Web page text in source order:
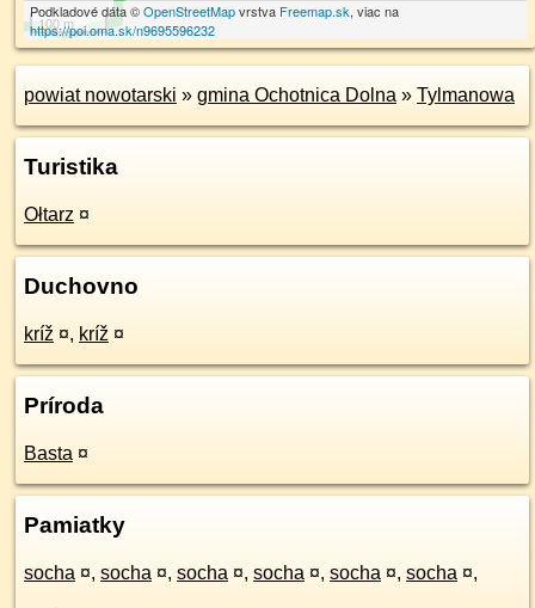
100 m
Podkladové dáta ©OpenStreetMapvrstva Freemap.sk, viac na
https://poi.oma.sk/n9695596232
powiat nowotarski » gmina Ochotnica Dolna » Tylmanowa
Turistika
Ołtarz ¤
Duchovno
kríž ¤, kríž ¤
Príroda
Basta ¤
Pamiatky
socha ¤, socha ¤, socha ¤, socha ¤, socha ¤, socha ¤,